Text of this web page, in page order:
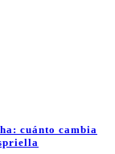
cuánto cambia